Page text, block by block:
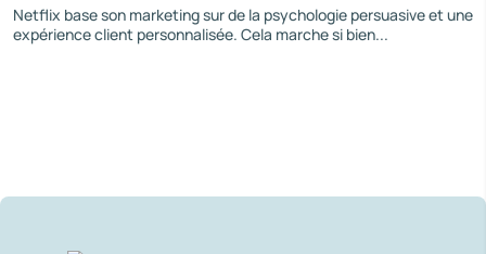
Netflix base son marketing sur de la psychologie persuasive et une
expérience client personnalisée. Cela marche si bien...